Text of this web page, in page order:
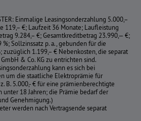
Einmalige Leasingsonderzahlung 5.000,–
119,– €; Laufzeit 36 Monate; Laufleistung
9.284,– €; Gesamtkreditbetrag 23.990,— €;
%; Sollzinssatz p. a., gebunden für die
zuzüglich 1.199,– € Nebenkosten, die separat
& Co. KG zu entrichten sind.
kann es sich bei
um die staatliche Elektroprämie für
B. 5.000,- € für eine prämienberechtigte
18 Jahren; die Prämie bedarf der
Genehmigung.)
werden nach Vertragsende separat